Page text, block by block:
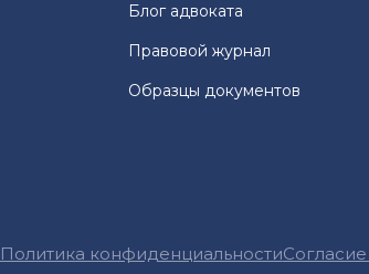
Блог адвоката
Правовой журнал
Образцы документов
Политика конфиденциальности